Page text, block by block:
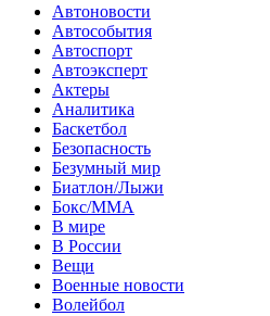
Автоновости
Автособытия
Автоспорт
Автоэксперт
Актеры
Аналитика
Баскетбол
Безопасность
Безумный мир
Биатлон/Лыжи
Бокс/MMA
В мире
В России
Вещи
Военные новости
Волейбол